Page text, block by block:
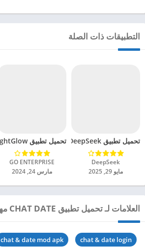
التطبيقات ذات الصلة
تحميل تطبيق DeepSeek مهكر للاندرويد 2025
DeepSeek‏
مايو 29, 2025
تحميل تطبيق BrightGlow مهكر للاندرويد 2024
GO ENTERPRISE‏
مارس 24, 2024
العلامات لـ تحميل تطبيق CHAT DATE مهكر للاندرويد 2024
chat & date login
chat & date mod apk